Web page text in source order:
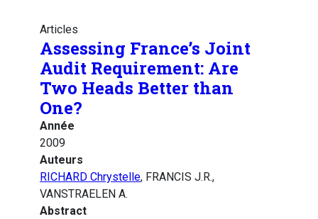
Articles
Assessing France’s Joint
Audit Requirement: Are
Two Heads Better than
One?
Année
2009
Auteurs
RICHARD Chrystelle, FRANCIS J.R.,
VANSTRAELEN A.
Abstract